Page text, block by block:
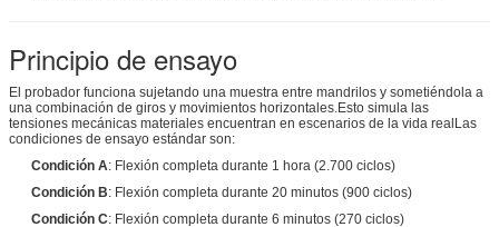
Principio de ensayo
El probador funciona sujetando una muestra entre mandrilos y sometiéndola a
una combinación de giros y movimientos horizontales.Esto simula las
tensiones mecánicas materiales encuentran en escenarios de la vida realLas
condiciones de ensayo estándar son:
Condición A: Flexión completa durante 1 hora (2.700 ciclos)
Condición B: Flexión completa durante 20 minutos (900 ciclos)
Condición C: Flexión completa durante 6 minutos (270 ciclos)